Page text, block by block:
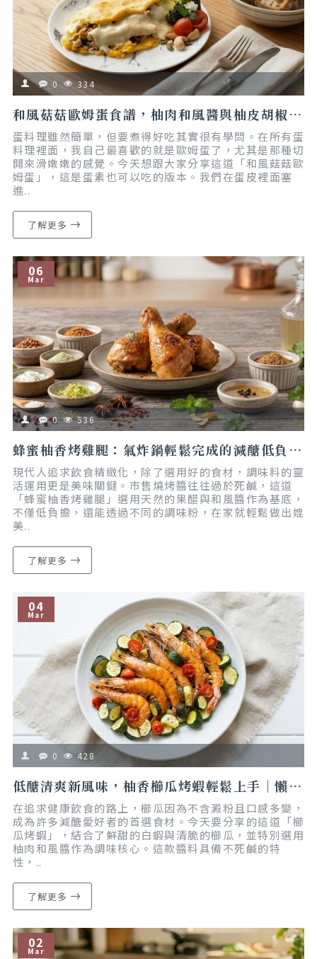
0 334
和風菇菇歐姆蛋食譜，柚肉和風醬與柚皮胡椒鹽的美味組合｜懶人食譜｜減脂友善
蛋料理雖然簡單，但要煮得好吃其實很有學問。在所有蛋
料理裡面，我自己最喜歡的就是歐姆蛋了，尤其是那種切
開來滑嫩嫩的感覺。今天想跟大家分享這道「和風菇菇歐
姆蛋」，這是蛋素也可以吃的版本。我們在蛋皮裡面塞
進..
了解更多
06
Mar
0 536
蜂蜜柚香烤雞腿：氣炸鍋輕鬆完成的減醣低負擔料理，加入柚香調味粉，做出職人級多變風味！｜懶人食譜｜減脂友善
現代人追求飲食精緻化，除了選用好的食材，調味料的靈
活運用更是美味關鍵。市售燒烤醬往往過於死鹹，這道
「蜂蜜柚香烤雞腿」選用天然的果醋與和風醬作為基底，
不僅低負擔，還能透過不同的調味粉，在家就輕鬆做出媲
美..
了解更多
04
Mar
0 428
低醣清爽新風味，柚香櫛瓜烤蝦輕鬆上手｜懶人食譜｜減脂友善
在追求健康飲食的路上，櫛瓜因為不含澱粉且口感多變，
成為許多減醣愛好者的首選食材。今天要分享的這道「櫛
瓜烤蝦」，結合了鮮甜的白蝦與清脆的櫛瓜，並特別選用
柚肉和風醬作為調味核心。這款醬料具備不死鹹的特
性，..
了解更多
02
Mar